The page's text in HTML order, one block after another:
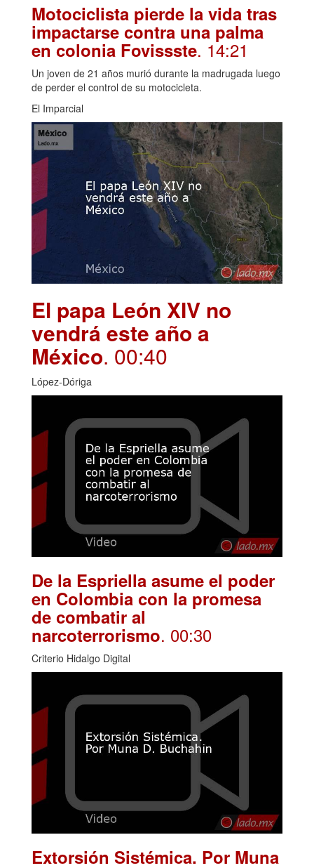
Motociclista pierde la vida tras
impactarse contra una palma
en colonia Fovissste. 14:21
Un joven de 21 años murió durante la madrugada luego
de perder el control de su motocicleta.
El Imparcial
El papa León XIV no
vendrá este año a
México. 00:40
López-Dóriga
De la Espriella asume el poder
en Colombia con la promesa
de combatir al
narcoterrorismo. 00:30
Criterio Hidalgo Digital
Extorsión Sistémica. Por Muna